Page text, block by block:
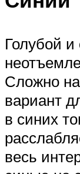
Голубой и
Сложно
вариант
в синих
весь